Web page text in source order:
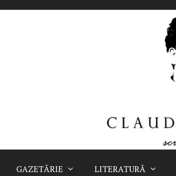
GAZETĂRIE LITERATURĂ